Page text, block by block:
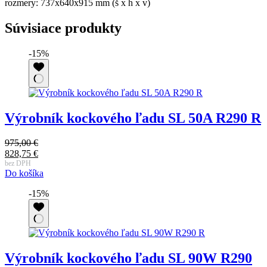
rozmery: 737x640x915 mm (š x h x v)
Súvisiace produkty
-15%
Výrobník kockového ľadu SL 50A R290 R
975,00€
Pôvodná
cena
bola:
828,75 €
Aktuálna
cena
828,75 €.
bez DPH
Do košíka
-15%
Výrobník kockového ľadu SL 90W R290